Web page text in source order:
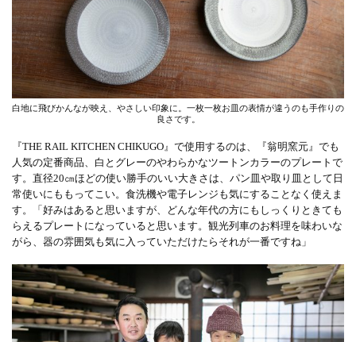
白地に飛びかんなが映え、やさしい印象に。一枚一枚お皿の表情が違うのも手作りの
良さです。
『THE RAIL KITCHEN CHIKUGO』で使用するのは、『翁明窯元』でも
人気の定番商品、白とグレーのやわらかなツートンカラーのプレートで
す。直径20㎝ほどの使い勝手のいい大きさは、パン皿や取り皿として日
常使いにももってこい。食洗機や電子レンジも気にすることなく使えま
す。「好みはあると思いますが、どんな年代の方にもしっくりときても
らえるプレートになっていると思います。観光列車のお料理を味わいな
がら、器の雰囲気も気に入っていただけたらそれが一番ですね」